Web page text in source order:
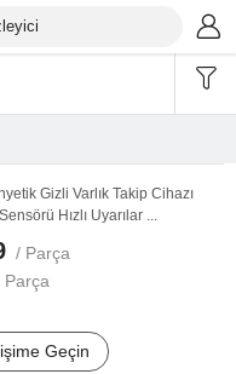
Gizli Varlık Takip Cihazı
Hızlı Uyarılar ...
/ Parça
Parça
Geçin